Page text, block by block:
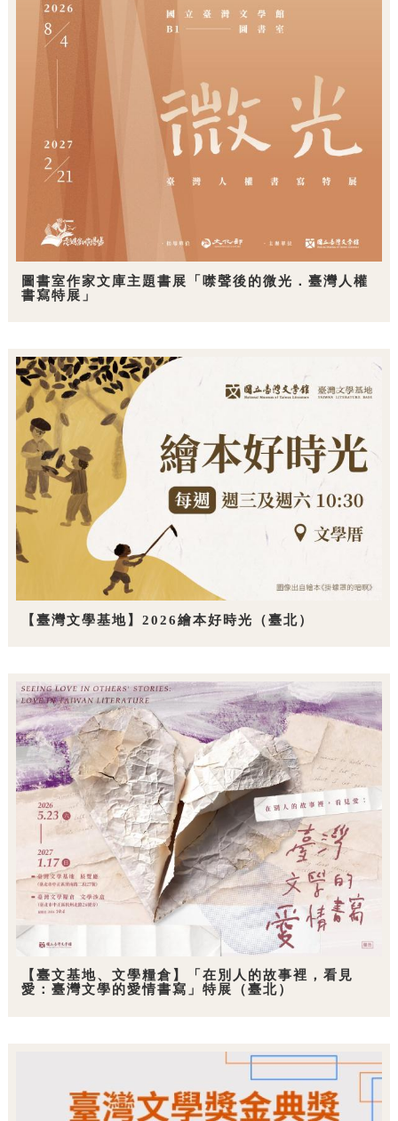
圖書室作家文庫主題書展「噤聲後的微光．臺灣人權
書寫特展」
【臺灣文學基地】2026繪本好時光（臺北）
【臺文基地、文學糧倉】「在別人的故事裡，看見
愛：臺灣文學的愛情書寫」特展（臺北）